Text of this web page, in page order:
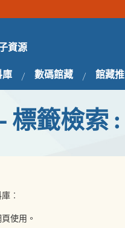
資源
庫 數碼館藏 館藏
標籤檢索 :
︰
使用。